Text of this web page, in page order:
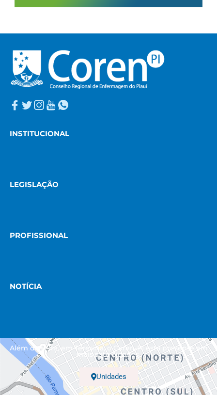
INSTITUCIONAL
LEGISLAÇÃO
PROFISSIONAL
NOTÍCIA
Além da sede, em Teresina, o Coren-PI está presente em
mais sete cidades.
Unidades